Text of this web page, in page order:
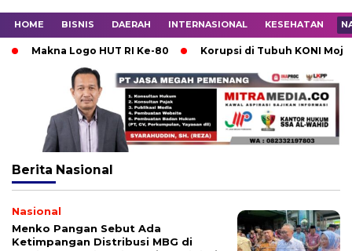
HOME BISNIS DAERAH INTERNASIONAL KESEHATAN
Makna Logo HUT RI Ke-80 Korupsi di Tubuh KONI
Berita Nasional
Nasional
Menko Pangan Sebut Ada
Ketimpangan Distribusi MBG di